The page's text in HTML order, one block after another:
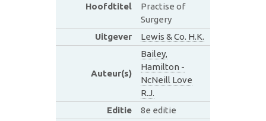
Hoofdtitel
Practise of
Surgery
Uitgever
Lewis & Co. H.K.
Auteur(s)
Bailey,
Hamilton -
NcNeill Love
R.J.
Editie
8e editie